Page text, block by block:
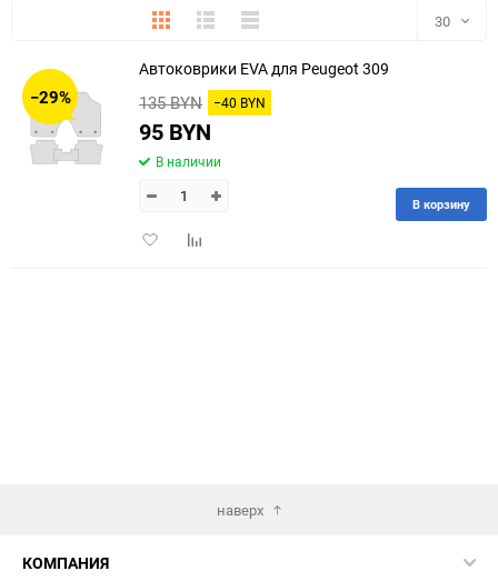
ПлиткаПодробноКомпактно 30
150
−29%
Автоковрики EVA для Peugeot 309
135 BYN −40 BYN
95 BYN
В наличии
ДобавитьДобавить
В корзину
наверх
КОМПАНИЯ